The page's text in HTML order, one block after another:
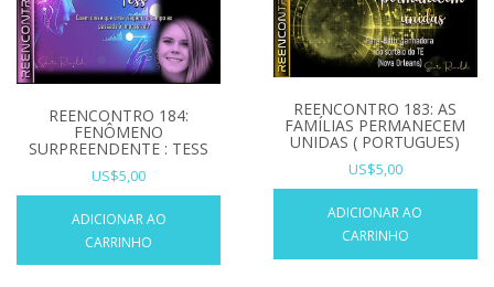
REENCONTRO 184:
FENÔMENO
SURPREENDENTE : TESS
US$5,00
ADICIONAR AO
CARRINHO
REENCONTRO 183: AS
FAMÍLIAS PERMANECEM
UNIDAS ( PORTUGUES)
US$5,00
ADICIONAR AO
CARRINHO